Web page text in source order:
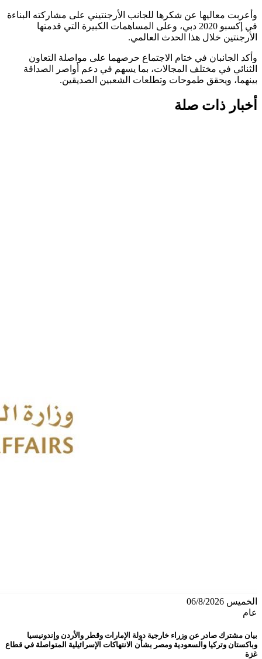
وأعربت معاليها عن شكرها للجانب الأرجنتيني على مشاركته البناءة
في إكسبو 2020 دبي، وعلى المساهمات الكبيرة التي قدمتها
الأرجنتين خلال هذا الحدث العالمي.
وأكد الجانبان في ختام الاجتماع حرصهما على مواصلة التعاون
الثنائي في مختلف المجالات، بما يسهم في دعم أواصر الصداقة
بينهما، ويحقق طموحات وتطلعات الشعبين الصديقين.
أخبار ذات صلة
الخميس 06/8/2026
عام
بيان مشترك صادر عن وزراء خارجية دولة الإمارات وقطر والأردن وإندونيسيا
وباكستان وتركيا والسعودية ومصر بشأن الانتهاكات الإسرائيلية المتواصلة في قطاع
غزة